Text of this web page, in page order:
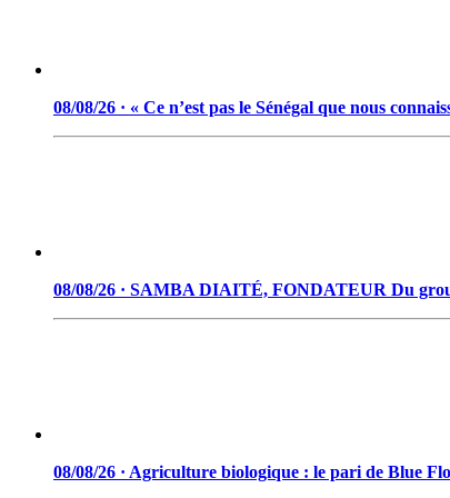
08/08/26 · « Ce n’est pas le Sénégal que nous
08/08/26 · SAMBA DIAITÉ, FONDATEUR Du
08/08/26 · Agriculture biologique : le pari de Blue